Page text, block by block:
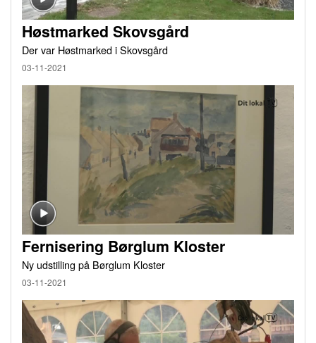
Høstmarked Skovsgård
Der var Høstmarked i Skovsgård
03-11-2021
Fernisering Børglum Kloster
Ny udstilling på Børglum Kloster
03-11-2021